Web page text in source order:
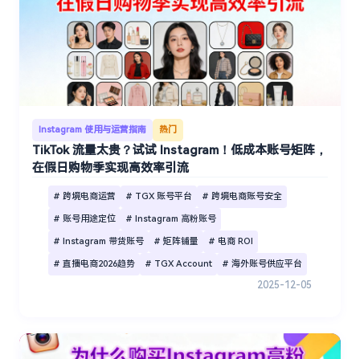
Instagram 使用与运营指南 热门
TikTok 流量太贵？试试 Instagram！低成本账号矩阵，
在假日购物季实现高效率引流
# 跨境电商运营 # TGX 账号平台 # 跨境电商账号安全
# 账号用途定位 # Instagram 高粉账号
# Instagram 带货账号 # 矩阵铺量 # 电商 ROI
# 直播电商2026趋势 # TGX Account # 海外账号供应平台
2025-12-05